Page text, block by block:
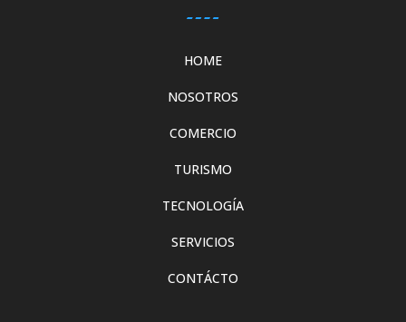
HOME
NOSOTROS
COMERCIO
TURISMO
TECNOLOGÍA
SERVICIOS
CONTÁCTO